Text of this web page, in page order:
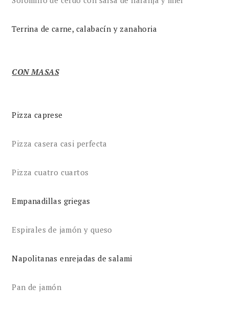
Terrina de carne, calabacín y zanahoria
CON MASAS
Pizza caprese
Pizza casera casi perfecta
Pizza cuatro cuartos
Empanadillas griegas
Espirales de jamón y queso
Napolitanas enrejadas de salami
Pan de jamón